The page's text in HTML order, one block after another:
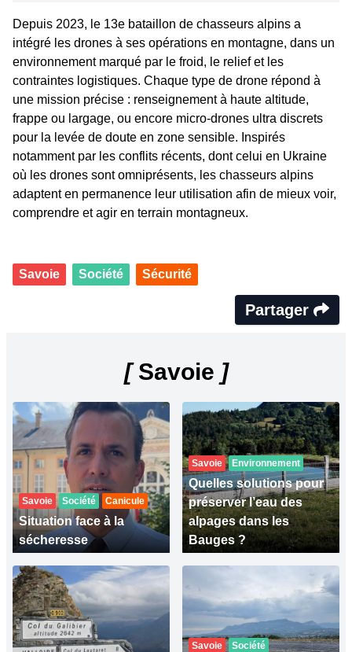
Depuis 2023, le 13e bataillon de chasseurs alpins a
intégré les drones à ses opérations en montagne, dans un
environnement marqué par le froid, le relief et les
contraintes logistiques. Chaque type de drone répond à
une mission précise : renseignement à haute altitude,
frappe ou largage, ou encore micro-drones ultra discrets
pour la levée de doute en zone sensible. Inspirés
notamment par les conflits récents, dont celui en Ukraine
où les drones sont omniprésents, les chasseurs alpins
adaptent en permanence leur utilisation afin de mieux voir,
comprendre et agir en terrain montagneux.
Savoie Société Sécurité
Partager
[Savoie ]
Savoie Société Canicule
Situation face à la
sécheresse
Savoie Environnement
Quelles solutions pour
préserver l’eau des
alpages dans les
Bauges ?
Savoie Société